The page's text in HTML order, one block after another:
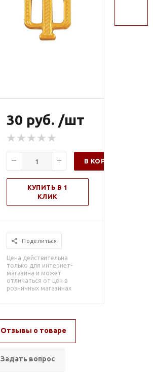
30 руб. /шт
В КОРЗИНУ
КУПИТЬ В 1
КЛИК
Поделиться
Цена действительна
только для интернет-
магазина и может
отличаться от цен в
розничных магазинах
Отзывы о товаре
Задать вопрос